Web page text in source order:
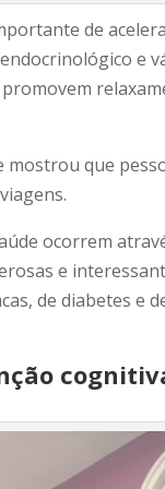
de
e
promovem
mostrou que
ocorrem
e
de diabetes e